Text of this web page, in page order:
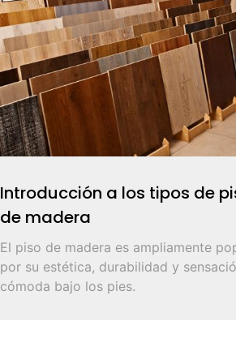
Introducción a los tipos de
de madera
El piso de madera es ampliamente
por su estética, durabilidad y
cómoda bajo los pies.